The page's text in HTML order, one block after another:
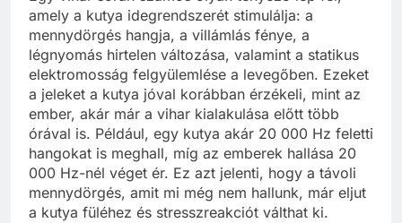
amely a kutya idegrendszerét stimulálja: a
mennydörgés hangja, a villámlás fénye, a
légnyomás hirtelen változása, valamint a statikus
elektromosság felgyülemlése a levegőben. Ezeket
a jeleket a kutya jóval korábban érzékeli, mint az
ember, akár már a vihar kialakulása előtt több
órával is. Például, egy kutya akár 20 000 Hz feletti
hangokat is meghall, míg az emberek hallása 20
000 Hz-nél véget ér. Ez azt jelenti, hogy a távoli
mennydörgés, amit mi még nem hallunk, már eljut
a kutya füléhez és stresszreakciót válthat ki.